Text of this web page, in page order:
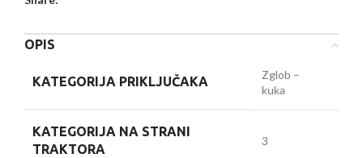
OPIS
KATEGORIJA PRIKLJUČAKA
Zglob –
kuka
KATEGORIJA NA STRANI
TRAKTORA
3